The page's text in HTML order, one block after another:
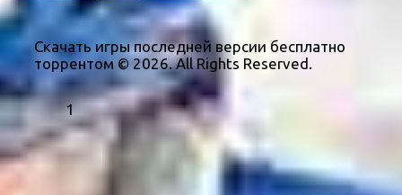
Скачать игры последней версии бесплатно
торрентом © 2026. All Rights Reserved.
1